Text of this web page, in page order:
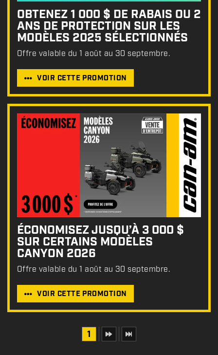
OBTENEZ 1 000 $ DE RABAIS OU 2
ANS DE PROTECTION SUR LES
MODÈLES 2025 SÉLECTIONNÉS
Offre valable du 1 août au 30 septembre.
VOIR CETTE PROMOTION
ÉCONOMISEZ JUSQU’À 3 000 $
SUR CERTAINS MODÈLES
CANYON 2026
Offre valable du 1 août au 30 septembre.
VOIR CETTE PROMOTION
1